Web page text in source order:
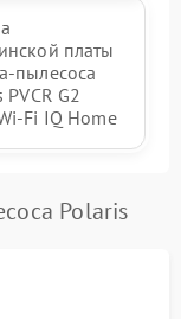
платы
пылесоса
PVCR G2
Fi IQ Home
Polaris